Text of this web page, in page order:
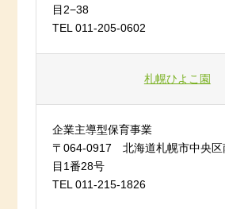
目2−38
TEL 011-205-0602
札幌ひよこ園
企業主導型保育事業
〒064-0917 北海道札幌市中央区
目1番28号
TEL 011-215-1826